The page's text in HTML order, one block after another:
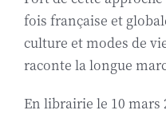
fois française et
culture et modes de
raconte la longue
En librairie le 10 mars